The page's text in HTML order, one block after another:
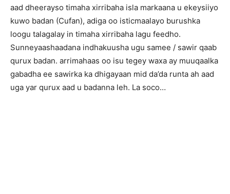
aad dheerayso timaha xirribaha isla markaana u ekeysiiyo
kuwo badan (Cufan), adiga oo isticmaalayo burushka
loogu talagalay in timaha xirribaha lagu feedho.
Sunneyaashaadana indhakuusha ugu samee / sawir qaab
qurux badan. arrimahaas oo isu tegey waxa ay muuqaalka
gabadha ee sawirka ka dhigayaan mid da’da runta ah aad
uga yar qurux aad u badanna leh. La soco…